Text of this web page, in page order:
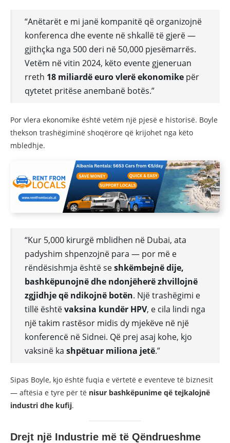
“Anëtarët e mi janë kompanitë që organizojnë
konferenca dhe evente në shkallë të gjerë —
gjithçka nga 500 deri në 50,000 pjesëmarrës.
Vetëm në vitin 2024, këto evente gjeneruan
rreth 18 miliardë euro vlerë ekonomike për
qytetet pritëse anembanë botës.”
Por vlera ekonomike është vetëm një pjesë e historisë. Boyle
thekson trashëgiminë shoqërore që krijohet nga këto
mbledhje.
“Kur 5,000 kirurgë mblidhen në Dubai, ata
padyshim shpenzojnë para — por më e
rëndësishmja është seshkëmbejnë dije,
bashkëpunojnë dhe ndonjëherë zhvillojnë
zgjidhje që ndikojnë botën. Një trashëgimi e
tillë ështëvaksina kundër HPV, e cila lindi nga
një takim rastësor midis dy mjekëve në një
konferencë në Sidnei. Që prej asaj kohe, kjo
vaksinë ka shpëtuar miliona jetë.”
Sipas Boyle, kjo është fuqia e vërtetë e eventeve të biznesit
— aftësia e tyre për të nisur bashkëpunime që tejkalojnë
industri dhe kufij.
Drejt një Industrie më të Qëndrueshme